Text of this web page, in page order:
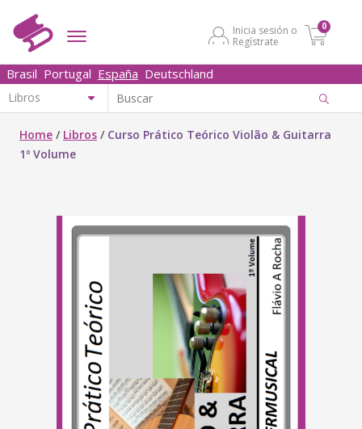
Inicia sesión o
Regístrate
0
Brasil Portugal España Deutschland
Home / Libros / Curso Prático Teórico Violão & Guitarra
1º Volume